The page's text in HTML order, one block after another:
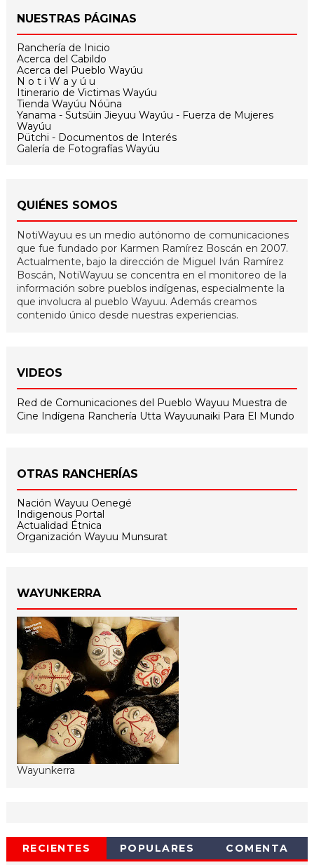
NUESTRAS PÁGINAS
Ranchería de Inicio
Acerca del Cabildo
Acerca del Pueblo Wayúu
N o t i W a y ú u
Itinerario de Victimas Wayúu
Tienda Wayúu Nóüna
Yanama - Sutsüin Jieyuu Wayúu - Fuerza de Mujeres
Wayúu
Pütchi - Documentos de Interés
Galería de Fotografías Wayúu
QUIÉNES SOMOS
NotiWayuu es un medio autónomo de comunicaciones
que fue fundado por Karmen Ramírez Boscán en 2007.
Actualmente, bajo la dirección de Miguel Iván Ramírez
Boscán, NotiWayuu se concentra en el monitoreo de la
información sobre pueblos indígenas, especialmente la
que involucra al pueblo Wayuu. Además creamos
contenido único desde nuestras experiencias.
VIDEOS
Red de Comunicaciones del Pueblo Wayuu Muestra de
Cine Indígena Ranchería Utta Wayuunaiki Para El Mundo
OTRAS RANCHERÍAS
Nación Wayuu Oenegé
Indigenous Portal
Actualidad Étnica
Organización Wayuu Munsurat
WAYUNKERRA
Wayunkerra
RECIENTES POPULARES COMENTA